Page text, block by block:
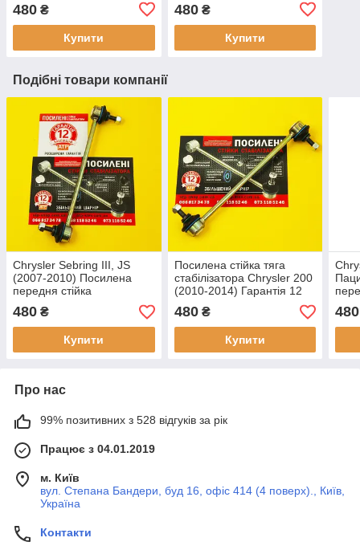
68241055АЕ
480 ₴
Купити
68241038AB
480₴
Купити
Подібні товари компанії
Chrysler Sebring III, JS
(2007-2010) Посилена
передня стійка
стабілізатора Гарантія 12
міс! 5174185
480 ₴
Купити
Посилена стійка тяга
стабілізатора Chrysler 200
(2010-2014) Гарантія 12
міс! 68241038AB
480₴
Купити
міс!
480
Про нас
99% позитивних з 528 відгуків за рік
Працює з 04.01.2019
м. Київ
вул. Степана Бандери, буд 16, офіс 414 (4 поверх)., Київ,
Україна
Контакти